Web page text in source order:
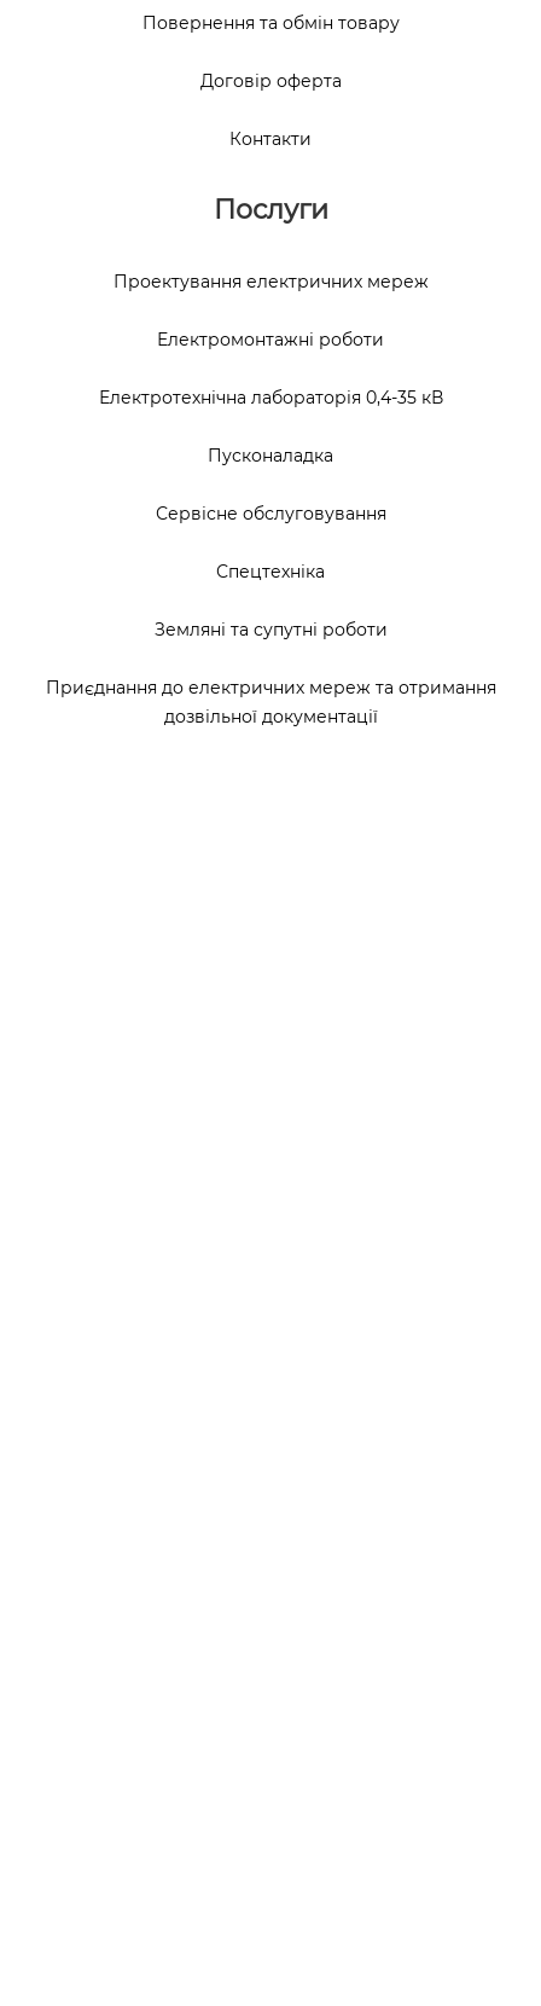
Повернення та обмін товару
Договір оферта
Контакти
Послуги
Проектування електричних мереж
Електромонтажні роботи
Електротехнічна лабораторія 0,4-35 кВ
Пусконаладка
Сервісне обслуговування
Спецтехніка
Земляні та супутні роботи
Приєднання до електричних мереж та отримання
дозвільної документації